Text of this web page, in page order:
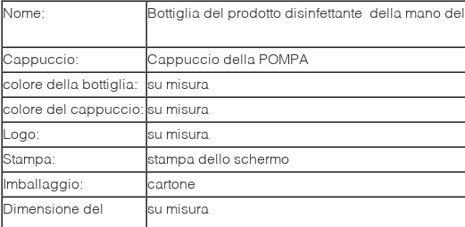
Nome: Bottiglia del prodotto disinfettante della mano del
Cappuccio:
Cappuccio della POMPA
colore della bottiglia:
su misura
colore del cappuccio: su misura
Logo:
su misura
Stampa:
stampa dello schermo
Imballaggio:
cartone
Dimensione del
su misura